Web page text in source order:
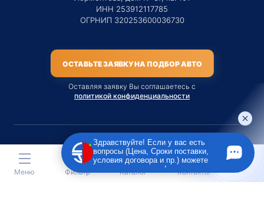
ИНН 253912117785
ОГРНИП 320253600036730
ОСТАВЬТЕ ЗАЯВКУ НА ПОДБОР АВТО
Оставляя заявку Вы соглашаетесь с
политикой конфиденциальности
Материалы данного сайта являются публичной офертой
только на услугу сопровождения Агентом приобретения
транспортного средства Клиентом.
Меню Фильтр Каталог Контакты
Здравствуйте! Если у вас есть
вопросы (Цена, Сроки поставки,
условия договора и пр.) можете
задать их мне в чат!